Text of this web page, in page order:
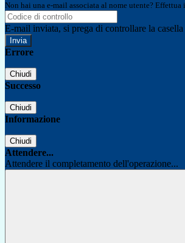
Non hai una e-mail associata al nome utente?
E-mail inviata, si prega di controllare la
Errore
Chiudi
Successo
Chiudi
Informazione
Chiudi
Attendere...
Attendere il completamento dell'operazione...